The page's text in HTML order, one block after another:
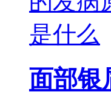
面部银